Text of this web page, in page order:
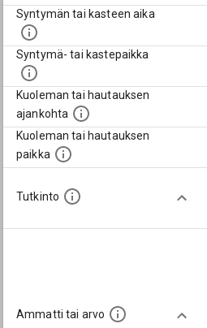
Syntymän tai kasteen aika
Syntymä- tai kastepaikka
Kuoleman tai hautauksen
ajankohta
Kuoleman tai hautauksen
paikka
Tutkinto
Ammatti tai arvo